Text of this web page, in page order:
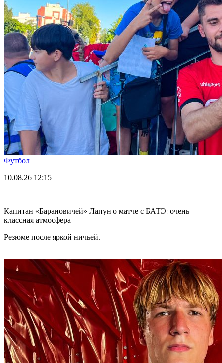
Футбол
10.08.26 12:15
Капитан «Барановичей» Лапун о матче с БАТЭ: очень
классная атмосфера
Резюме после яркой ничьей.